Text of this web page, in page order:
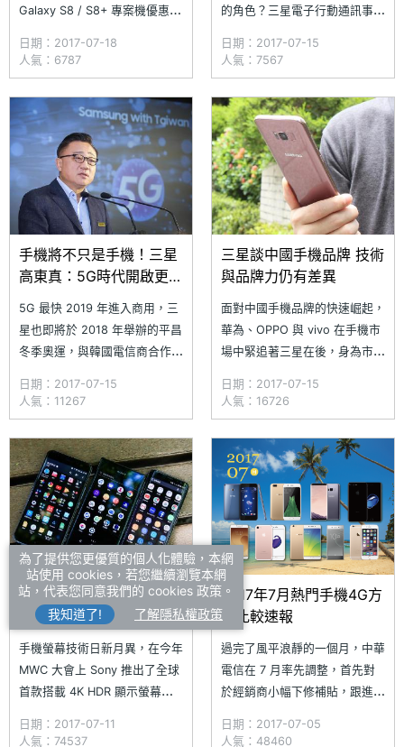
Galaxy S8 / S8+ 專案機優惠。
SAMSUNG Galaxy S8 / S8+
申辦 4G 1399 型指定專案，綁
約 30 個月，前半年月租費減免
400 元，只要月付 999 元，
Gala
日期：2017-07-18
人氣：6787
的角色？三星電子行動通訊事業
為，回顧電腦產業，可以想像出
手機產業的變化，目前手機在處
理器、GPS、無線網路等功能都
已經相當成熟，多數手機公司也
專注於強化手機的便利性，讓手
機更多元。高東真強調，手機服
務已成為眾多產
日期：2017-07-15
人氣：7567
手機將不只是手機！三星
高東真：5G時代開啟更多
5G 最快 2019 年進入商用，三
星也即將於 2018 年舉辦的平昌
冬季奧運，與韓國電信商合作展
事業部總裁高東真此次來訪台，
透露將拜會電信業者，並且商討
未來 5G 建置和市場拓展等項
目。高東真表示，5G 有基礎建
設、裝置與服務三大項目，除了
基礎設備非常重要外，5G
日期：2017-07-15
人氣：11267
三星談中國手機品牌 技術
與品牌力仍有差異
面對中國手機品牌的快速崛起，
華為、OPPO 與 vivo 在手機市
場中緊追著三星在後，身為市場
業部總裁高東真（DJ Koh）表
示，中國品牌近年表現不錯，不
只在中國，許多地區的表現也相
當優異。高東真提到，三星確實
關注到他們的進步與創新，必要
時也會向其學習；然而，重點並
不是追
日期：2017-07-15
人氣：16726
2K、4K螢幕真有差？
Sony XZ Premium vs
SAMSUNG S8 vs HTC
U11
手機螢幕技術日新月異，在今年
MWC 大會上 Sony 推出了全球
首款搭載 4K HDR 顯示螢幕的
擁有 Sony 獨家的
日期：2017-07-11
人氣：74537
2017年7月熱門手機4G方
案比較速報
過完了風平浪靜的一個月，中華
電信在 7 月率先調整，首先對
於經銷商小幅下修補貼，跟進先
比較大的是方案的調整，將原先
日期：2017-07-05
人氣：48460
為了提供您更優質的個人化體驗，本網
站使用 cookies，若您繼續瀏覽本網
站，代表您同意我們的 cookies 政策。
我知道了!
了解隱私權政策